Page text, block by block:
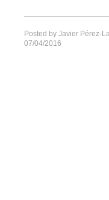
Posted by Javier Pérez-
07/04/2016